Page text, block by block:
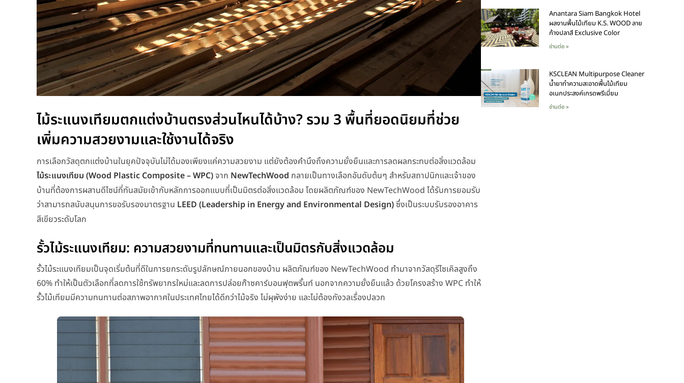
ไม้ระแนงเทียมตกแต่งบ้านตรงส่วนไหนได้บ้าง? รวม 3 พื้นที่ยอดนิยมที่ช่วย
เพิ่มความสวยงามและใช้งานได้จริง
การเลือกวัสดุตกแต่งบ้านในยุคปัจจุบันไม่ได้มองเพียงแค่ความสวยงาม แต่ยังต้องคำนึงถึงความยั่งยืนและการลดผลกระทบต่อสิ่งแวดล้อม
ไม้ระแนงเทียม (Wood Plastic Composite – WPC)จาก NewTechWood กลายเป็นทางเลือกอันดับต้นๆ สำหรับสถาปนิกและเจ้าของ
บ้านที่ต้องการผสานดีไซน์ที่ทันสมัยเข้ากับหลักการออกแบบที่เป็นมิตรต่อสิ่งแวดล้อม โดยผลิตภัณฑ์ของ NewTechWood ได้รับการยอมรับ
ว่าสามารถสนับสนุนการขอรับรองมาตรฐาน LEED (Leadership in Energy and Environmental Design)ซึ่งเป็นระบบรับรองอาคาร
สีเขียวระดับโลก
รั้วไม้ระแนงเทียม: ความสวยงามที่ทนทานและเป็นมิตรกับสิ่งแวดล้อม
รั้วไม้ระแนงเทียมเป็นจุดเริ่มต้นที่ดีในการยกระดับรูปลักษณ์ภายนอกของบ้าน ผลิตภัณฑ์ของ NewTechWood ทำมาจากวัสดุรีไซเคิลสูงถึง
60% ทำให้เป็นตัวเลือกที่ลดการใช้ทรัพยากรใหม่และลดการปล่อยก๊าซคาร์บอนฟุตพริ้นท์ นอกจากความยั่งยืนแล้ว ด้วยโครงสร้าง WPC ทำให้
รั้วไม้เทียมมีความทนทานต่อสภาพอากาศในประเทศไทยได้ดีกว่าไม้จริง ไม่ผุพังง่าย และไม่ต้องกังวลเรื่องปลวก
Anantara Siam Bangkok Hotel
ผลงานพื้นไม้เทียม K.S. WOOD ลาย
ก้างปลาสี Exclusive Color
อ่านต่อ »
KSCLEAN Multipurpose Cleaner
น้ำยาทำความสะอาดพื้นไม้เทียม
อเนกประสงค์เกรดพรีเมี่ยม
อ่านต่อ »